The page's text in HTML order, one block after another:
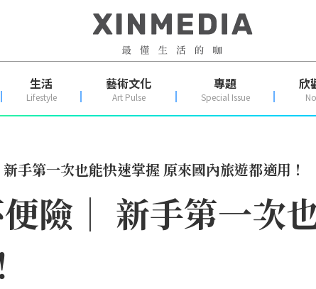
生活
Lifestyle
藝術文化
Art Pulse
專題
Special Issue
欣
手第一次也能快速掌握 原來國內旅遊都適用！
險｜ 新手第一次